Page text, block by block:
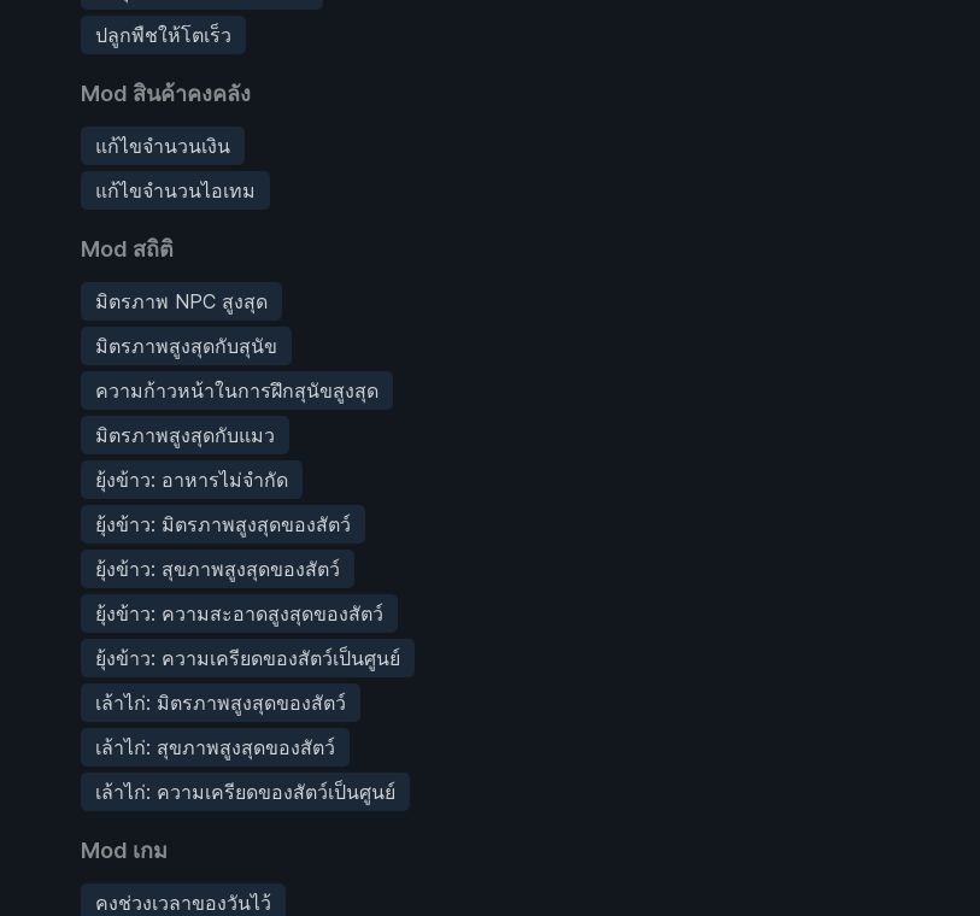
ปลูกพืชให้โตเร็ว
Mod สินค้าคงคลัง
แก้ไขจำนวนเงิน
แก้ไขจำนวนไอเทม
Mod สถิติ
มิตรภาพ NPC สูงสุด
มิตรภาพสูงสุดกับสุนัข
ความก้าวหน้าในการฝึกสุนัขสูงสุด
มิตรภาพสูงสุดกับแมว
ยุ้งข้าว: อาหารไม่จำกัด
ยุ้งข้าว: มิตรภาพสูงสุดของสัตว์
ยุ้งข้าว: สุขภาพสูงสุดของสัตว์
ยุ้งข้าว: ความสะอาดสูงสุดของสัตว์
ยุ้งข้าว: ความเครียดของสัตว์เป็นศูนย์
เล้าไก่: มิตรภาพสูงสุดของสัตว์
เล้าไก่: สุขภาพสูงสุดของสัตว์
เล้าไก่: ความเครียดของสัตว์เป็นศูนย์
Mod เกม
คงช่วงเวลาของวันไว้